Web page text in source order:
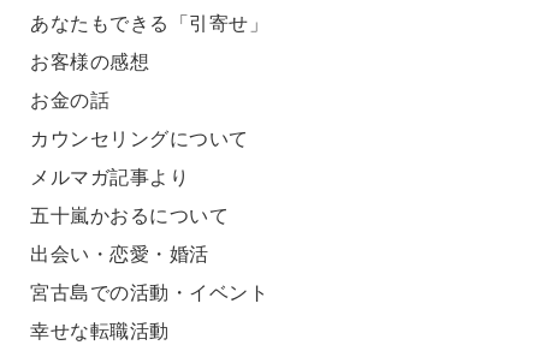
あなたもできる「引寄せ」
お客様の感想
お金の話
カウンセリングについて
メルマガ記事より
五十嵐かおるについて
出会い・恋愛・婚活
宮古島での活動・イベント
幸せな転職活動